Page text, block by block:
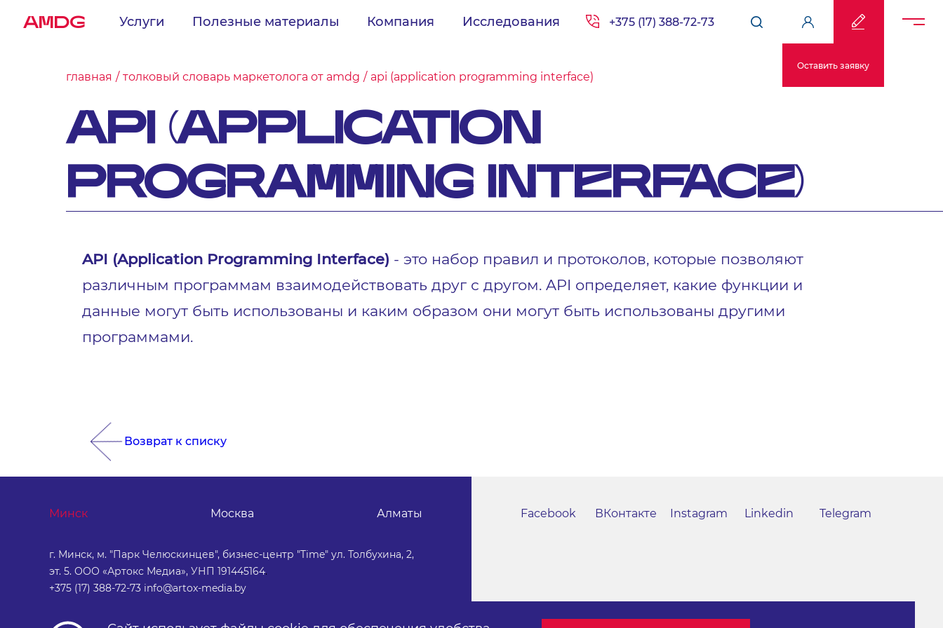
AMDG Услуги Полезные материалы Компания Исследования +375 (17) 388-72-73
Оставить заявку
главная толковый словарь маркетолога от amdg api (application programming interface)
API (APPLICATION
PROGRAMMING INTERFACE)
API (Application Programming Interface) - это набор правил и протоколов, которые позволяют
различным программам взаимодействовать друг с другом. API определяет, какие функции и
данные могут быть использованы и каким образом они могут быть использованы другими
программами.
Возврат к списку
Минск Москва Алматы
г. Минск, м. "Парк Челюскинцев", бизнес-центр "Time" ул. Толбухина, 2,
эт. 5. ООО «Артокс Медиа», УНП 191445164.
+375 (17) 388-72-73 info@artox-media.by
Персональные настройки cookie- Обработка персональных Публичный
Facebook ВКонтакте Instagram Linkedin Telegram